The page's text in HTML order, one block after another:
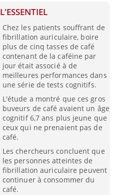
L'ESSENTIEL
Chez les patients souffrant de
fibrillation auriculaire, boire
plus de cinq tasses de café
contenant de la caféine par
jour était associé à de
meilleures performances dans
une série de tests cognitifs.
L'étude a montré que ces gros
buveurs de café avaient un âge
cognitif 6,7 ans plus jeune que
ceux qui ne prenaient pas de
café.
Les chercheurs concluent que
les personnes atteintes de
fibrillation auriculaire peuvent
continuer à consommer du
café.